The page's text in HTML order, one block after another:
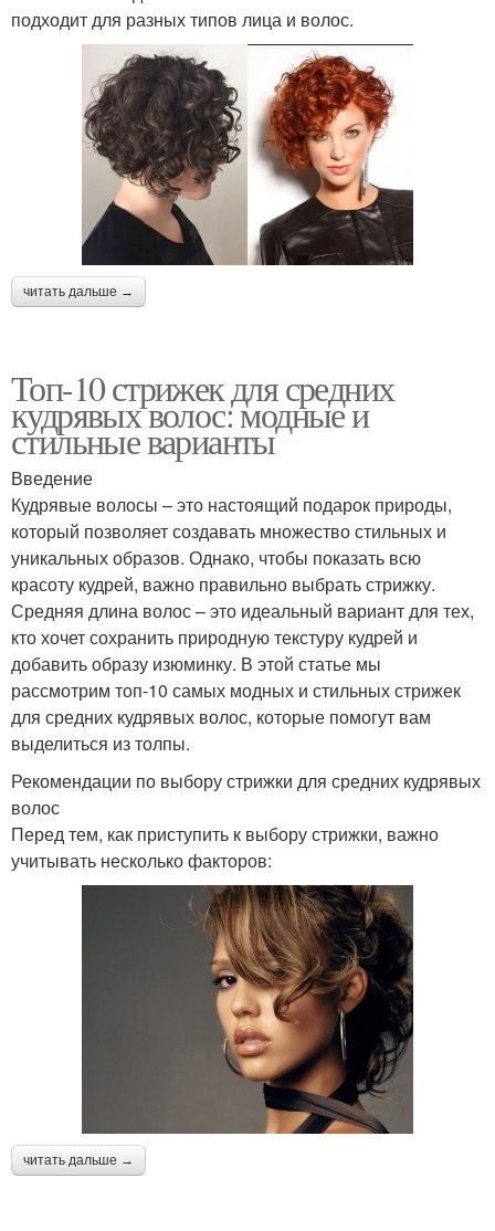
подходит для разных типов лица и волос.
читать дальше →
Топ-10 стрижек для средних
кудрявых волос: модные и
стильные варианты
Введение
Кудрявые волосы – это настоящий подарок природы,
который позволяет создавать множество стильных и
уникальных образов. Однако, чтобы показать всю
красоту кудрей, важно правильно выбрать стрижку.
Средняя длина волос – это идеальный вариант для тех,
кто хочет сохранить природную текстуру кудрей и
добавить образу изюминку. В этой статье мы
рассмотрим топ-10 самых модных и стильных стрижек
для средних кудрявых волос, которые помогут вам
выделиться из толпы.
Рекомендации по выбору стрижки для средних кудрявых
волос
Перед тем, как приступить к выбору стрижки, важно
учитывать несколько факторов:
читать дальше →